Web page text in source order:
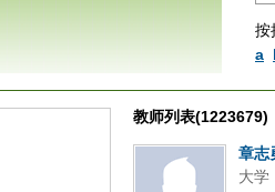
按
a
教师列表(1223679)
章志
大学